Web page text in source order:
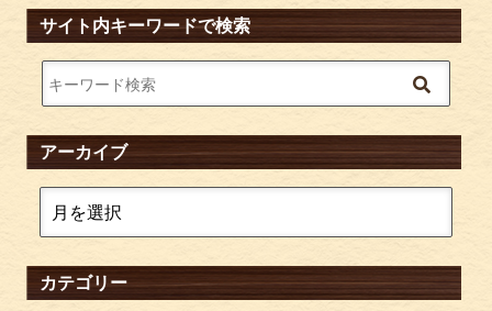
サイト内キーワードで検索
アーカイブ
カテゴリー